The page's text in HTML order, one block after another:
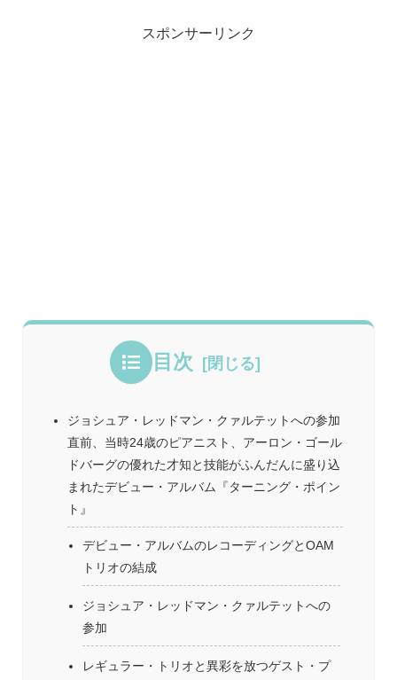
スポンサーリンク
目次
ジョシュア・レッドマン・クァルテットへの参加
直前、当時24歳のピアニスト、アーロン・ゴール
ドバーグの優れた才知と技能がふんだんに盛り込
まれたデビュー・アルバム『ターニング・ポイン
ト』
デビュー・アルバムのレコーディングとOAM
トリオの結成
ジョシュア・レッドマン・クァルテットへの
参加
レギュラー・トリオと異彩を放つゲスト・プ